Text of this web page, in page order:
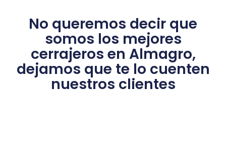
No queremos decir que
somos los mejores
cerrajeros en Almagro,
dejamos que te lo cuenten
nuestros clientes​